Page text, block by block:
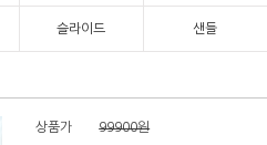
슬라이드 샌들
상품가 99900원